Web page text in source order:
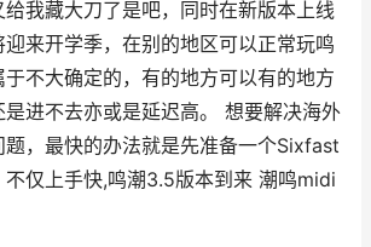
我藏大刀了是吧，同时在新版本上线
来开学季，在别的地区可以正常玩鸣
不大确定的，有的地方可以有的地方
进不去亦或是延迟高。 想要解决海外
，最快的办法就是先准备一个Sixfast
不仅上手快,鸣潮3.5版本到来 潮鸣midi